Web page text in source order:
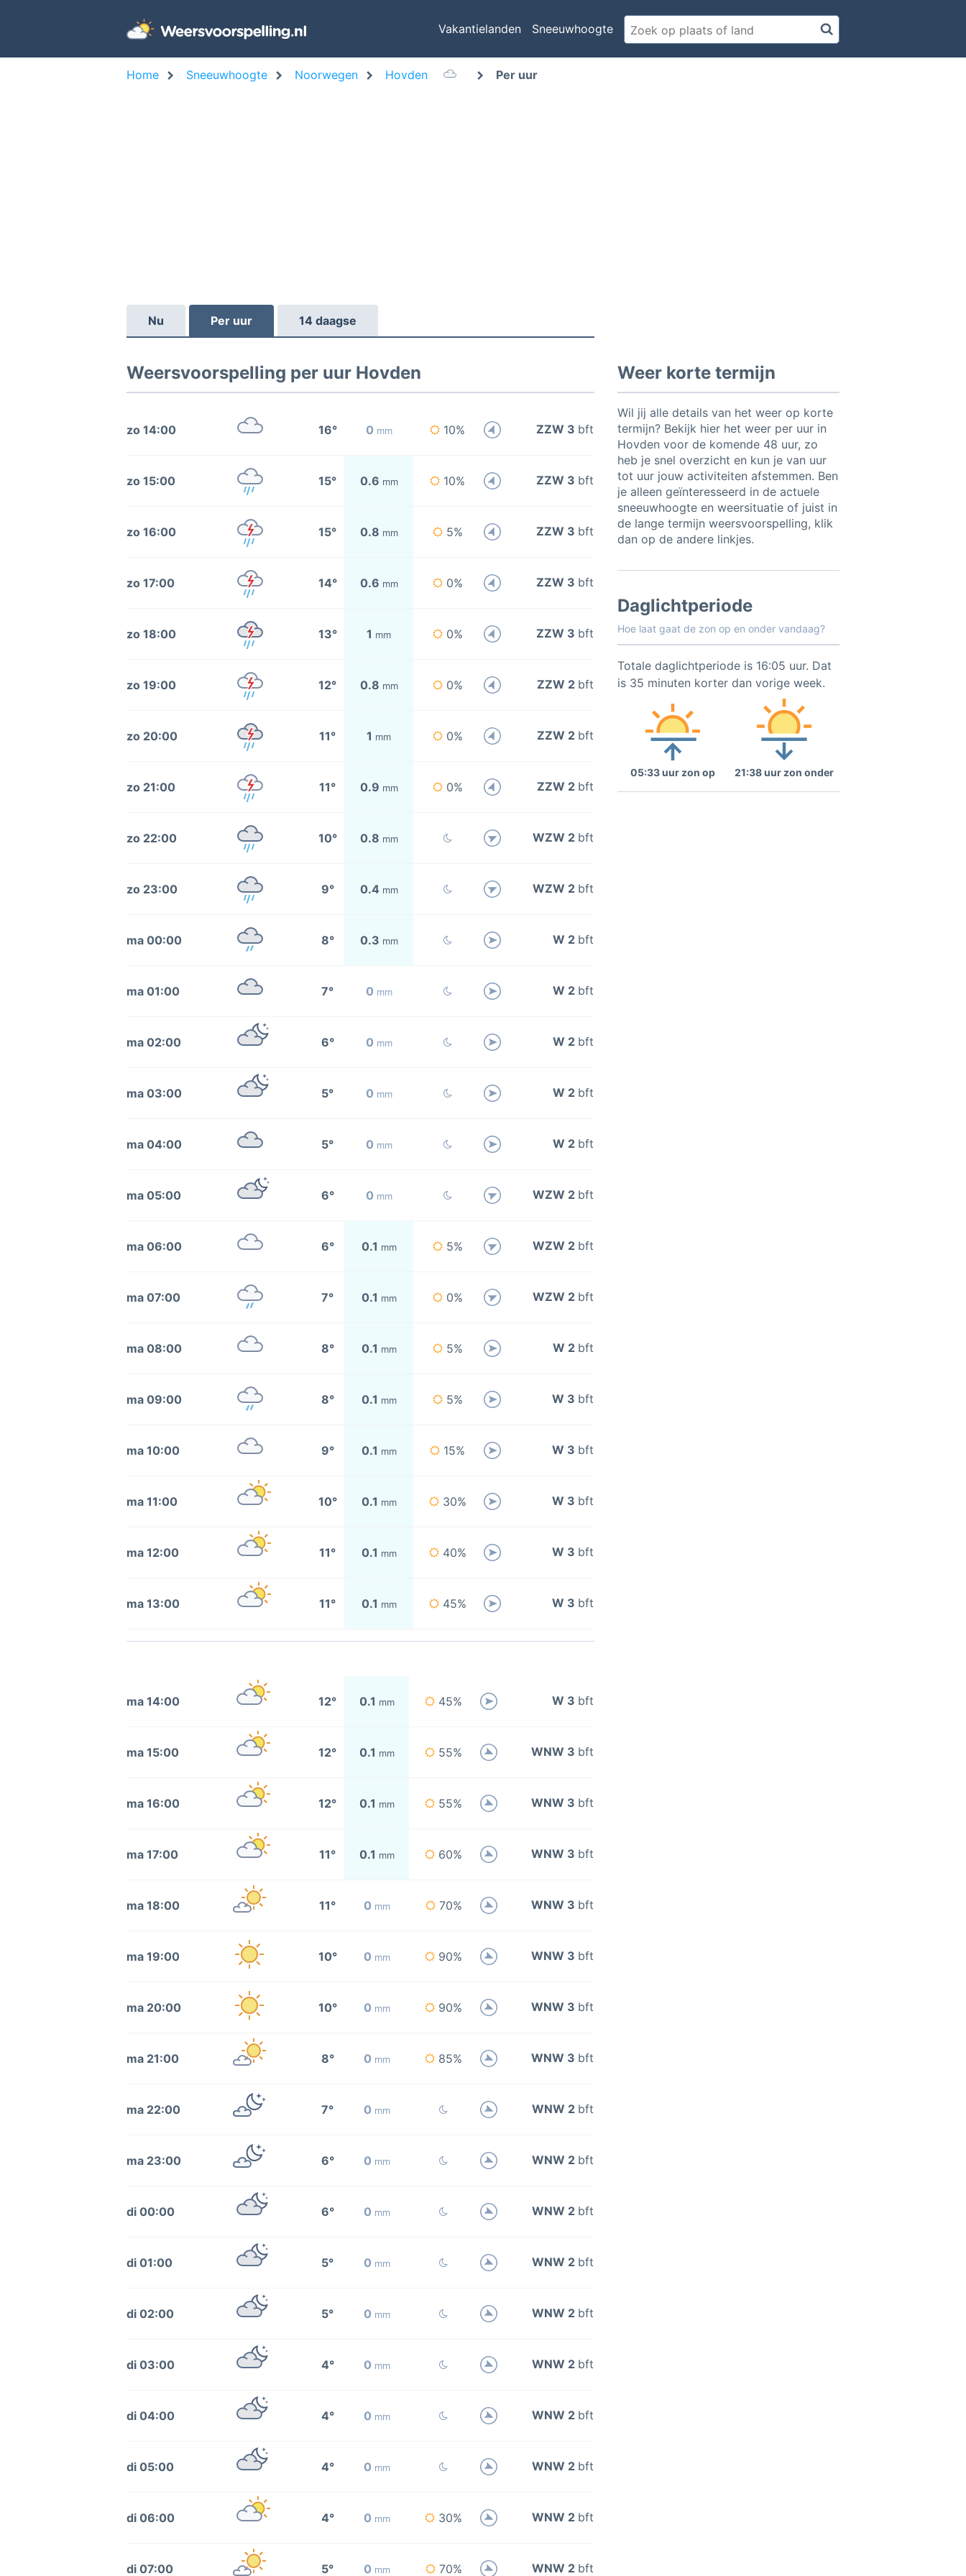
Vakantielanden Sneeuwhoogte
Home Sneeuwhoogte Noorwegen Hovden Per uur
Nu Per uur 14 daagse
Weersvoorspelling per uur Hovden
zo 14:00 16° 0 mm 10% ZZW 3 bft
zo 15:00 15° 0.6 mm 10% ZZW 3 bft
zo 16:00 15° 0.8 mm 5% ZZW 3 bft
zo 17:00 14° 0.6 mm 0% ZZW 3 bft
zo 18:00 13° 1 mm 0% ZZW 3 bft
zo 19:00 12° 0.8 mm 0% ZZW 2 bft
zo 20:00 11° 1 mm 0% ZZW 2 bft
zo 21:00 11° 0.9 mm 0% ZZW 2 bft
zo 22:00 10° 0.8 mm WZW 2 bft
zo 23:00 9° 0.4 mm WZW 2 bft
ma 00:00 8° 0.3 mm W 2 bft
ma 01:00 7° 0 mm W 2 bft
ma 02:00 6° 0 mm W 2 bft
ma 03:00 5° 0 mm W 2 bft
ma 04:00 5° 0 mm W 2 bft
ma 05:00 6° 0 mm WZW 2 bft
ma 06:00 6° 0.1 mm 5% WZW 2 bft
ma 07:00 7° 0.1 mm 0% WZW 2 bft
ma 08:00 8° 0.1 mm 5% W 2 bft
ma 09:00 8° 0.1 mm 5% W 3 bft
ma 10:00 9° 0.1 mm 15% W 3 bft
ma 11:00 10° 0.1 mm 30% W 3 bft
ma 12:00 11° 0.1 mm 40% W 3 bft
ma 13:00 11° 0.1 mm 45% W 3 bft
ma 14:00 12° 0.1 mm 45% W 3 bft
ma 15:00 12° 0.1 mm 55% WNW 3 bft
ma 16:00 12° 0.1 mm 55% WNW 3 bft
ma 17:00 11° 0.1 mm 60% WNW 3 bft
ma 18:00 11° 0 mm 70% WNW 3 bft
ma 19:00 10° 0 mm 90% WNW 3 bft
ma 20:00 10° 0 mm 90% WNW 3 bft
ma 21:00 8° 0 mm 85% WNW 3 bft
ma 22:00 7° 0 mm WNW 2 bft
ma 23:00 6° 0 mm WNW 2 bft
di 00:00 6° 0 mm WNW 2 bft
di 01:00 5° 0 mm WNW 2 bft
di 02:00 5° 0 mm WNW 2 bft
di 03:00 4° 0 mm WNW 2 bft
di 04:00 4° 0 mm WNW 2 bft
di 05:00 4° 0 mm WNW 2 bft
di 06:00 4° 0 mm 30% WNW 2 bft
di 07:00 5° 0 mm 70% WNW 2 bft
Weer korte termijn
Wil jij alle details van het weer op korte
termijn? Bekijk hier het weer per uur in
Hovden voor de komende 48 uur, zo
heb je snel overzicht en kun je van uur
tot uur jouw activiteiten afstemmen. Ben
je alleen geïnteresseerd in de actuele
sneeuwhoogte en weersituatie of juist in
de lange termijn weersvoorspelling, klik
dan op de andere linkjes.
Daglichtperiode
Hoe laat gaat de zon op en onder vandaag?
Totale daglichtperiode is 16:05 uur. Dat
is 35 minuten korter dan vorige week.
05:33 uur zon op 21:38 uur zon onder